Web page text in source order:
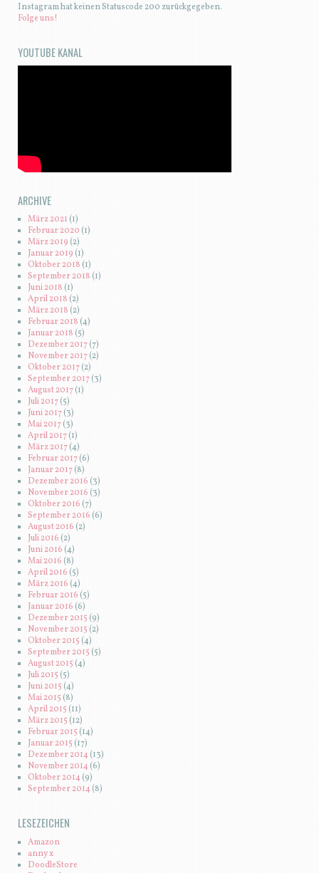
Instagram hat keinen Statuscode 200 zurückgegeben.
Folge uns!
YOUTUBE KANAL
ARCHIVE
März 2021(1)
Februar 2020 (1)
März 2019 (2)
Januar 2019 (1)
Oktober 2018(1)
September 2018 (1)
Juni 2018 (1)
April 2018(2)
März 2018 (2)
Februar 2018(4)
Januar 2018 (5)
Dezember 2017(7)
November 2017(2)
Oktober 2017(2)
September 2017(3)
August 2017(1)
Juli 2017(5)
Juni 2017(3)
Mai 2017(3)
April 2017(1)
März 2017(4)
Februar 2017(6)
Januar 2017(8)
Dezember 2016 (3)
November 2016 (3)
Oktober 2016(7)
September 2016 (6)
August 2016(2)
Juli 2016(2)
Juni 2016 (4)
Mai 2016 (8)
April 2016(5)
März 2016 (4)
Februar 2016(5)
Januar 2016 (6)
Dezember 2015 (9)
November 2015 (2)
Oktober 2015 (4)
September 2015 (5)
August 2015 (4)
Juli 2015 (5)
Juni 2015 (4)
Mai 2015(8)
April 2015 (11)
März 2015 (12)
Februar 2015 (14)
Januar 2015 (17)
Dezember 2014(13)
November 2014(6)
Oktober 2014(9)
September 2014(8)
LESEZEICHEN
Amazon
anny x
DoodleStore